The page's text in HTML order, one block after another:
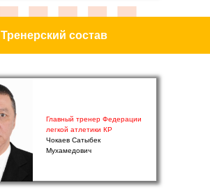
Тренерский состав
Главный тренер Федерации
легкой атлетики КР
Чокаев Сатыбек
Мухамедович